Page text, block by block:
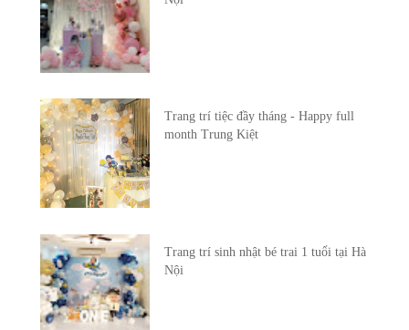
Trang trí tiệc đầy tháng - Happy full
month Trung Kiệt
Trang trí sinh nhật bé trai 1 tuổi tại Hà
Nội